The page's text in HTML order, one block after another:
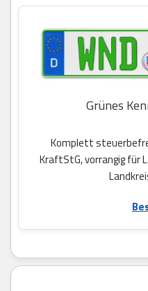
Grünes
Komplett
KraftStG, vorrangig für